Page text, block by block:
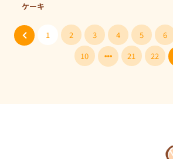
ケーキ
1 2 3 4 5 6
10
21 22